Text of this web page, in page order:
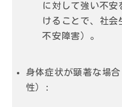
に対して強い不
けることで、社会
不安障害）。
身体症状が顕著な場
性）: